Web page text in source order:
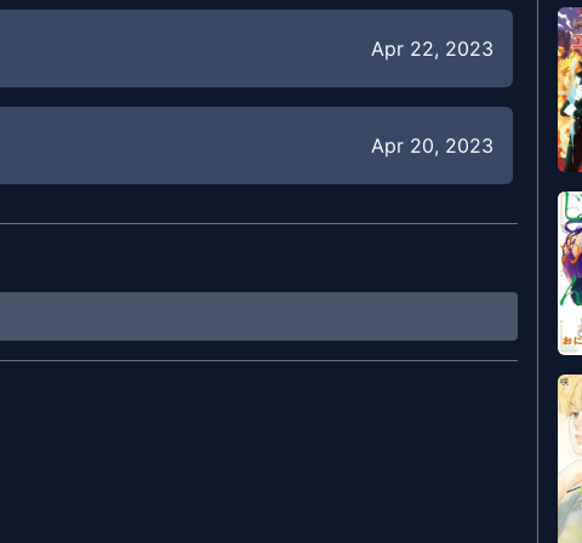
Apr 22, 2023
Apr 20, 2023
Apr 13, 2023